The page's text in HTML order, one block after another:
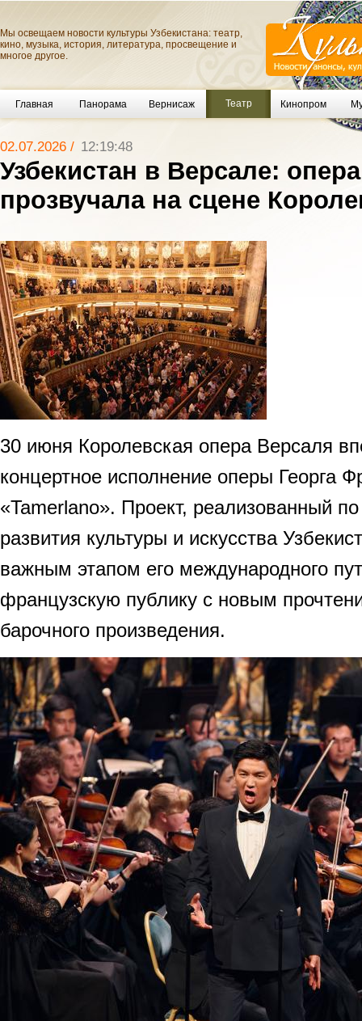
Мы освещаем новости культуры Узбекистана: театр,
кино, музыка, история, литература, просвещение и
многое другое.
Главная Панорама Вернисаж Театр Кинопром
02.07.2026 / 12:19:48
Узбекистан в Версале:
прозвучала на сцене
30 июня Королевская опера Версаля
концертное исполнение оперы Георга
«Tamerlano». Проект, реализованный
развития культуры и искусства
важным этапом его международного
французскую публику с новым
барочного произведения.